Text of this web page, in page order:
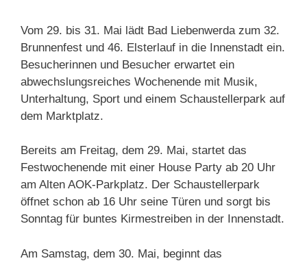
Vom 29. bis 31. Mai lädt Bad Liebenwerda zum 32.
Brunnenfest und 46. Elsterlauf in die Innenstadt ein.
Besucherinnen und Besucher erwartet ein
abwechslungsreiches Wochenende mit Musik,
Unterhaltung, Sport und einem Schaustellerpark auf
dem Marktplatz.
Bereits am Freitag, dem 29. Mai, startet das
Festwochenende mit einer House Party ab 20 Uhr
am Alten AOK-Parkplatz. Der Schaustellerpark
öffnet schon ab 16 Uhr seine Türen und sorgt bis
Sonntag für buntes Kirmestreiben in der Innenstadt.
Am Samstag, dem 30. Mai, beginnt das